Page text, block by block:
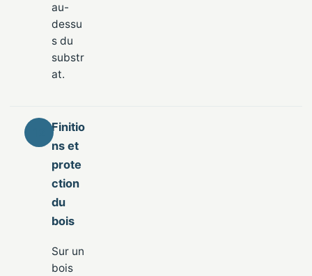
au-
dessu
s du
substr
at.
Finitio
ns et
prote
ction
du
bois
Sur un
bois